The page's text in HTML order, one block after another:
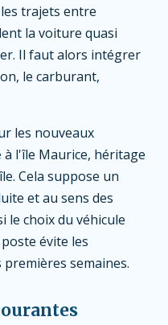
trajets entre
la voiture quasi
Il faut alors intégrer
le carburant,
les nouveaux
à l'île Maurice, héritage
Cela suppose un
et au sens des
le choix du véhicule
évite les
semaines.